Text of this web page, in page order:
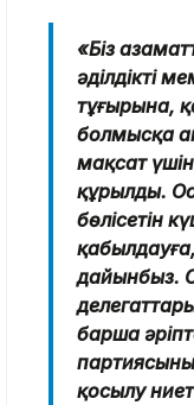
«Біз
әділдікті
тұғырына,
болмысқа
мақсат
құрылды.
бөлісетін
дайынбыз.
барша
қосылу